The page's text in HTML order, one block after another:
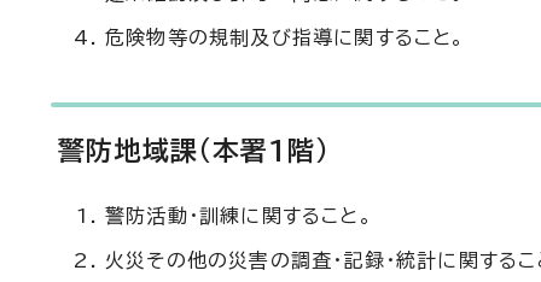
危険物等の規制及び指導に関すること。
警防地域課（本署1階）
警防活動・訓練に関すること。
火災その他の災害の調査・記録・統計に関するこ